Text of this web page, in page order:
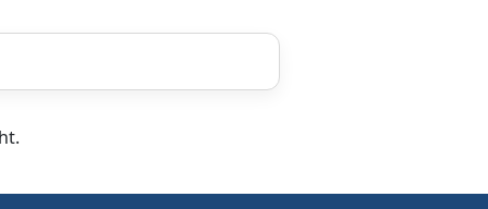
Frankiermaschine